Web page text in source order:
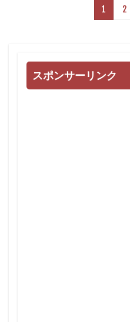
1 2
スポンサーリンク